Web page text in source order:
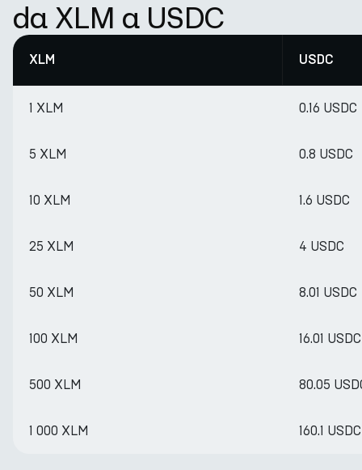
da XLM a USDC
XLM USDC
1 XLM 0.16 USDC
5 XLM 0.8 USDC
10 XLM 1.6 USDC
25 XLM 4 USDC
50 XLM 8.01 USDC
100 XLM 16.01 USDC
500 XLM 80.05
1 000 XLM 160.1 USDC